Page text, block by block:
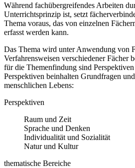
Während fachübergreifendes Arbeiten
Unterrichtsprinzip ist, setzt
Thema voraus, das von einzelnen
erfasst werden kann.
Das Thema wird unter Anwendung von
Verfahrensweisen verschiedener Fächer
für die Themenfindung sind
Perspektiven beinhalten Grundfragen
menschlichen Lebens:
Perspektiven
Raum und Zeit
Sprache und Denken
Individualität und Sozialität
Natur und Kultur
thematische Bereiche